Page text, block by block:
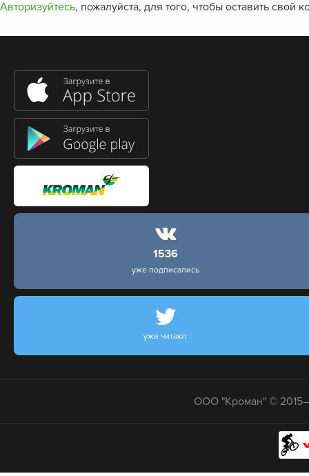
Авторизуйтесь, пожалуйста, для того, чтобы оставить свой
1536
уже подписались
уже читают
ООО "Кроман" ©